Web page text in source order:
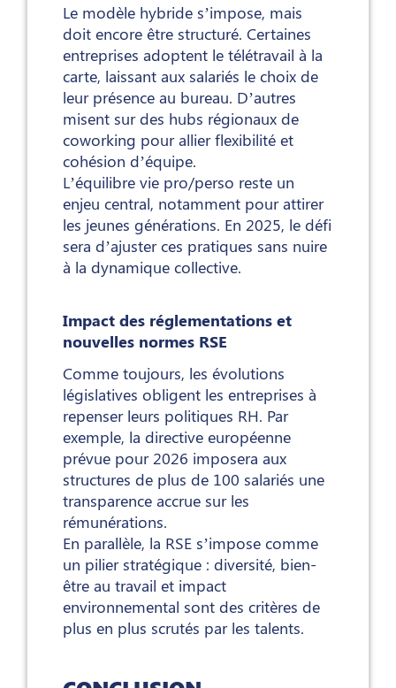
Le modèle hybride s’impose, mais
doit encore être structuré. Certaines
entreprises adoptent le télétravail à la
carte, laissant aux salariés le choix de
leur présence au bureau. D’autres
misent sur des hubs régionaux de
coworking pour allier flexibilité et
cohésion d’équipe.
L’équilibre vie pro/perso reste un
enjeu central, notamment pour attirer
les jeunes générations. En 2025, le défi
sera d’ajuster ces pratiques sans nuire
à la dynamique collective.
Impact des réglementations et
nouvelles normes RSE
Comme toujours, les évolutions
législatives obligent les entreprises à
repenser leurs politiques RH. Par
exemple, la directive européenne
prévue pour 2026 imposera aux
structures de plus de 100 salariés une
transparence accrue sur les
rémunérations.
En parallèle, la RSE s’impose comme
un pilier stratégique : diversité, bien-
être au travail et impact
environnemental sont des critères de
plus en plus scrutés par les talents.